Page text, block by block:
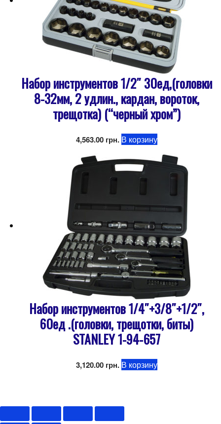
Набор инструментов 1/2″ 30ед,(головки
8-32мм, 2 удлин., кардан, вороток,
трещотка) (“черный хром”)
4,563.00 грн. В корзину
Набор инструментов 1/4″+3/8″+1/2″,
60ед .(головки, трещотки, биты)
STANLEY 1-94-657
3,120.00 грн. В корзину